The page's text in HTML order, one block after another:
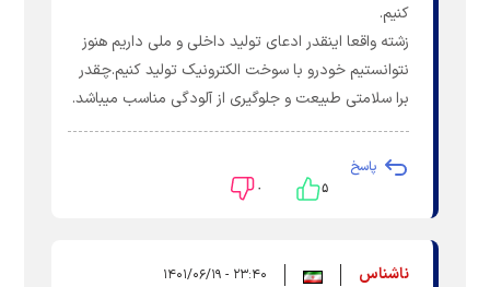
کنیم.
زشته واقعا اینقدر ادعای تولید داخلی و ملی داریم هنوز
نتوانستیم خودرو با سوخت الکترونیک تولید کنیم.چقدر
برا سلامتی طبیعت و جلوگیری از آلودگی مناسب میباشد.
پاسخ
۵ ۰
ناشناس ۲۳:۴۰ - ۱۴۰۱/۰۶/۱۹